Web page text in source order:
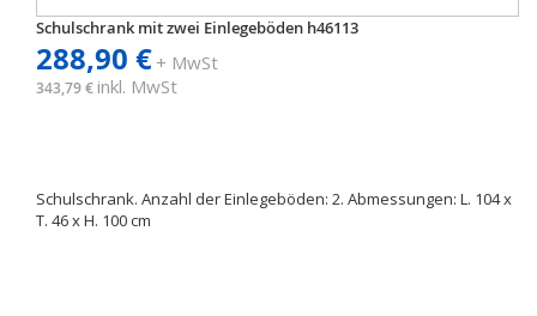
Schulschrank mit zwei Einlegeböden h46113
288,90 €+ MwSt
343,79 € inkl. MwSt
Schulschrank. Anzahl der Einlegeböden: 2. Abmessungen: L. 104 x
T. 46 x H. 100 cm